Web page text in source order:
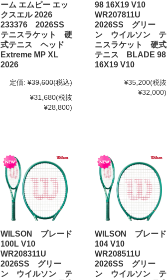
ーム エムピー エッ
クスエル 2026
233376 2026SS
テニスラケット 硬
式テニス ヘッド
Extreme MP XL
2026
定価: ¥39,600(税込)
¥31,680(税抜
¥28,800)
98 16X19 V10
WR207811U
2026SS グリー
ン ウイルソン テ
ニスラケット 硬式
テニス BLADE 98
16X19 V10
¥35,200(税抜
¥32,000)
WILSON ブレード
100L V10
WR208311U
2026SS グリー
ン ウイルソン テ
WILSON ブレード
104 V10
WR208511U
2026SS グリー
ン ウイルソン テ